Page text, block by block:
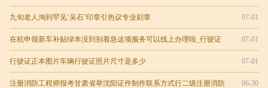
07-01
九旬老人淘到罕见‘吴石’印章引热议专业刻章
07-01
在杭申领新车补贴绿本没到别着急这项服务可以线上办理啦_行驶证
07-01
行驶证正本图片车辆行驶证照片尺寸是多少
06-30
注册消防工程师报考甘肃省举沈阳证件制作联系方式行二级注册消防